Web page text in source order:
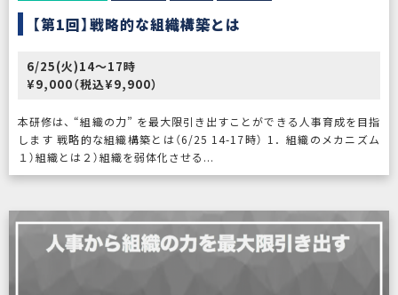
【第1回】戦略的な組織構築とは
6/25(火)14〜17時
¥9,000（税込¥9,900）
本研修は、 “組織の力” を最大限引き出すことができる人事育成を目指
します 戦略的な組織構築とは（6/25 14-17時） 1．組織のメカニズム
１）組織とは２）組織を弱体化させる...